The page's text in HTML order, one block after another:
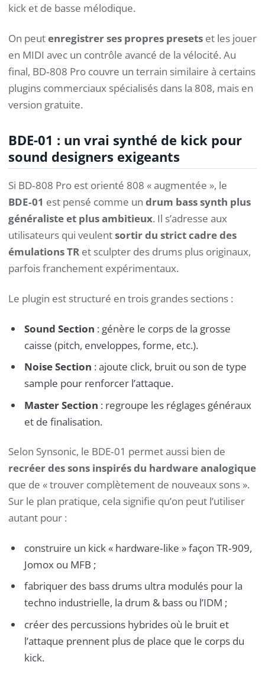
kick et de basse mélodique.
On peutenregistrer ses propres presets et les jouer
en MIDI avec un contrôle avancé de la vélocité. Au
final, BD‑808 Pro couvre un terrain similaire à certains
plugins commerciaux spécialisés dans la 808, mais en
version gratuite.
BDE-01 : un vrai synthé de kick pour
sound designers exigeants
Si BD‑808 Pro est orienté 808 « augmentée », le
BDE‑01 est pensé comme un drum bass synth plus
généraliste et plus ambitieux. Il s’adresse aux
utilisateurs qui veulentsortir du strict cadre des
émulations TR et sculpter des drums plus originaux,
parfois franchement expérimentaux.
Le plugin est structuré en trois grandes sections :
Sound Section : génère le corps de la grosse
caisse (pitch, enveloppes, forme, etc.).
Noise Section : ajoute click, bruit ou son de type
sample pour renforcer l’attaque.
Master Section : regroupe les réglages généraux
et de finalisation.
Selon Synsonic, le BDE‑01 permet aussi bien de
recréer des sons inspirés du hardware analogique
que de « trouver complètement de nouveaux sons ».
Sur le plan pratique, cela signifie qu’on peut l’utiliser
autant pour :
construire un kick « hardware‑like » façon TR‑909,
Jomox ou MFB ;
fabriquer des bass drums ultra modulés pour la
techno industrielle, la drum & bass ou l’IDM ;
créer des percussions hybrides où le bruit et
l’attaque prennent plus de place que le corps du
kick.